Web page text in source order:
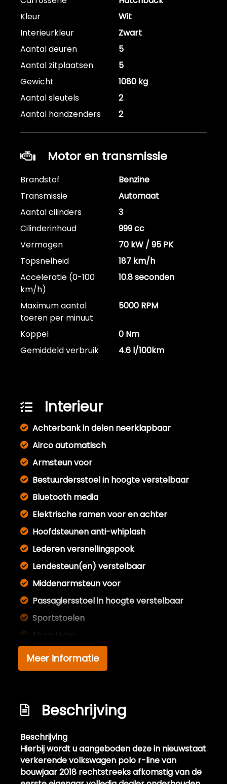
Kleur
Wit
Interieurkleur
Zwart
Aantal deuren
5
Aantal zitplaatsen
5
Gewicht
1080 kg
Aantal sleutels
2
Aantal handzenders
2
Motor en transmissie
Brandstof
Benzine
Transmissie
Automaat
Aantal cilinders
3
Cilinderinhoud
999 cc
Vermogen
70 kW / 95 PK
Topsnelheid
187 km/h
Acceleratie (0-100
km/h)
10.8 seconden
Maximum aantal
toeren per minuut
5000 RPM
Koppel
0 Nm
Gemiddeld verbruik
4.6 l/100km
Interieur
Achterbank in delen neerklapbaar
Airco automatisch
Armsteun voor
Bestuurdersstoel in hoogte verstelbaar
Bluetooth media
Elektrische ramen voor en achter
Hoofdsteunen anti-whiplash
Lederen versnellingspook
Lendesteun(en) verstelbaar
Middenarmsteun voor
Passagiersstoel in hoogte verstelbaar
Sportstoelen
Stuur leder
Stuur leder en multifunctioneel
Stuur verstelbaar
Voorstoelen in hoogte verstelbaar
Voorstoelen verwarmd
Zwarte hemel
Exterieur
Meer informatie
Beschrijving
Beschrijving
Hierbij wordt u aangeboden deze in nieuwstaat
verkerende volkswagen polo r-line van
bouwjaar 2018 rechtstreeks afkomstig van de